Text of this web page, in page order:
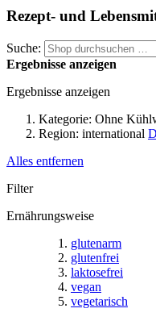
Rezept- und
Suche:
Ergebnisse anzeigen
Ergebnisse anzeigen
Kategorie: Ohne
Region: international
Alles entfernen
Filter
Ernährungsweise
glutenarm
glutenfrei
laktosefrei
vegan
vegetarisch